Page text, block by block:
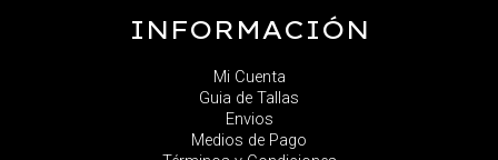
INFORMACIÓN
Mi Cuenta
Guia de Tallas
Envios
Medios de Pago